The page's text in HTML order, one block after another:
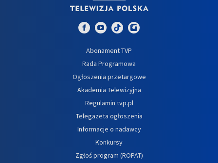
Abonament TVP
Rada Programowa
Ogłoszenia przetargowe
Akademia Telewizyjna
Regulamin tvp.pl
Telegazeta ogłoszenia
Informacje o nadawcy
Konkursy
Zgłoś program (ROPAT)